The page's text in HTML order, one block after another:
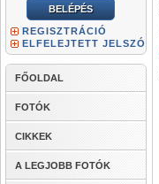
REGISZTRÁCIÓ
ELFELEJTETT JELSZÓ
FŐOLDAL
FOTÓK
CIKKEK
A LEGJOBB FOTÓK